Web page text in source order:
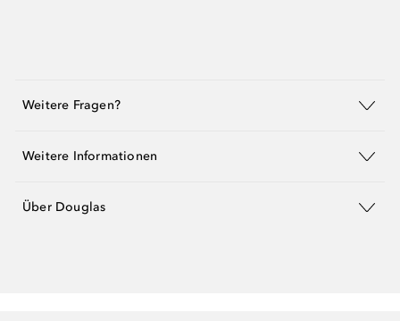
Weitere Fragen?
Weitere Informationen
Über Douglas